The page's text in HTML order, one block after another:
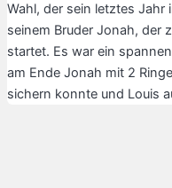
Wahl, der sein letztes Jahr
seinem Bruder Jonah, der
startet. Es war ein
am Ende Jonah mit 2
sichern konnte und Louis